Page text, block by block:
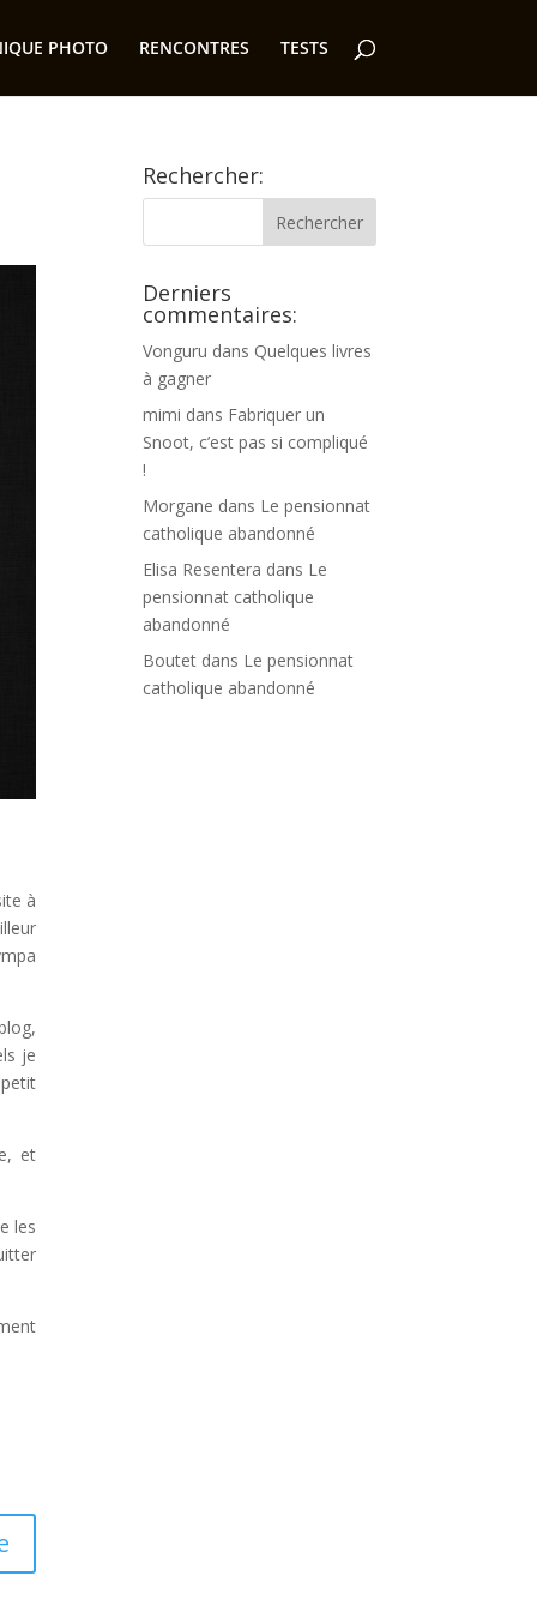
PHOTO RENCONTRES TESTS
à
je
et
les
Rechercher:
Derniers
commentaires:
Vonguru dans Quelques livres
à gagner
mimi dans Fabriquer un
Snoot, c’est pas si compliqué
!
Morgane dans Le pensionnat
catholique abandonné
Elisa Resentera dans Le
pensionnat catholique
abandonné
Boutet dans Le pensionnat
catholique abandonné